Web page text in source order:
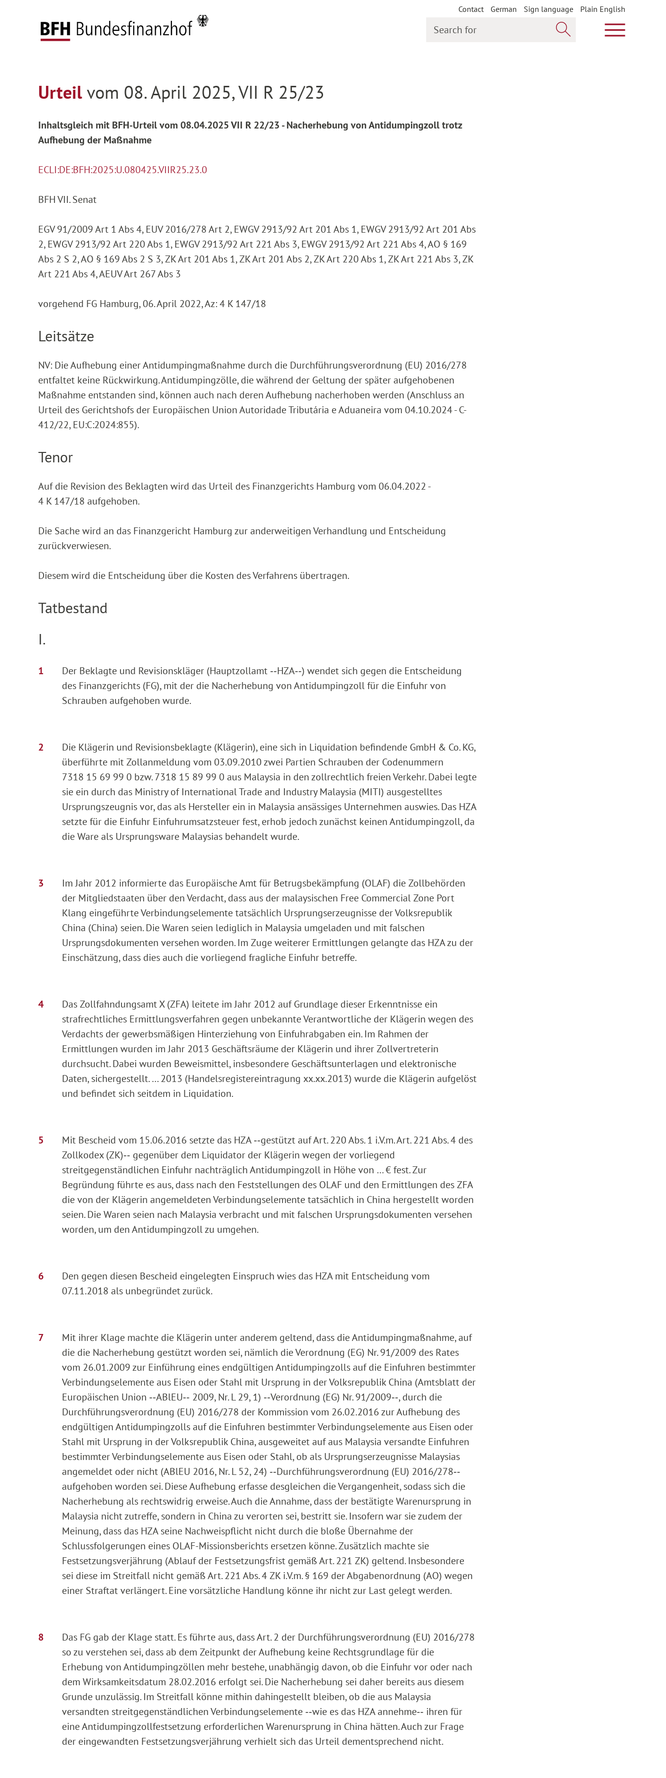
Contact German Sign language
Plain English
Show main
Federal Fiscal Court
Urteilvom 08. April 2025, VII R 25/23
Inhaltsgleich mit BFH-Urteil vom 08.04.2025 VII R 22/23 - Nacherhebung von Antidumpingzoll trotz
Aufhebung der Maßnahme
ECLI:DE:BFH:2025:U.080425.VIIR25.23.0
BFH VII. Senat
EGV 91/2009 Art 1 Abs 4, EUV 2016/278 Art 2, EWGV 2913/92 Art 201 Abs 1, EWGV 2913/92 Art 201 Abs
2, EWGV 2913/92 Art 220 Abs 1, EWGV 2913/92 Art 221 Abs 3, EWGV 2913/92 Art 221 Abs 4, AO § 169
Abs 2 S 2, AO § 169 Abs 2 S 3, ZK Art 201 Abs 1, ZK Art 201 Abs 2, ZK Art 220 Abs 1, ZK Art 221 Abs 3, ZK
Art 221 Abs 4, AEUV Art 267 Abs 3
vorgehend FG Hamburg, 06. April 2022, Az: 4 K 147/18
Leitsätze
NV: Die Aufhebung einer Antidumpingmaßnahme durch die Durchführungsverordnung (EU) 2016/278
entfaltet keine Rückwirkung. Antidumpingzölle, die während der Geltung der später aufgehobenen
Maßnahme entstanden sind, können auch nach deren Aufhebung nacherhoben werden (Anschluss an
Urteil des Gerichtshofs der Europäischen Union Autoridade Tributária e Aduaneira vom 04.10.2024 - C-
412/22, EU:C:2024:855).
Tenor
Auf die Revision des Beklagten wird das Urteil des Finanzgerichts Hamburg vom 06.04.2022 -
4 K 147/18 aufgehoben.
Die Sache wird an das Finanzgericht Hamburg zur anderweitigen Verhandlung und Entscheidung
zurückverwiesen.
Diesem wird die Entscheidung über die Kosten des Verfahrens übertragen.
Tatbestand
I.
Der Beklagte und Revisionskläger (Hauptzollamt ‑‑HZA‑‑) wendet sich gegen die Entscheidung
des Finanzgerichts (FG), mit der die Nacherhebung von Antidumpingzoll für die Einfuhr von
Schrauben aufgehoben wurde.
Die Klägerin und Revisionsbeklagte (Klägerin), eine sich in Liquidation befindende GmbH & Co. KG,
überführte mit Zollanmeldung vom 03.09.2010 zwei Partien Schrauben der Codenummern
7318 15 69 99 0 bzw. 7318 15 89 99 0 aus Malaysia in den zollrechtlich freien Verkehr. Dabei legte
sie ein durch das Ministry of International Trade and Industry Malaysia (MITI) ausgestelltes
Ursprungszeugnis vor, das als Hersteller ein in Malaysia ansässiges Unternehmen auswies. Das HZA
setzte für die Einfuhr Einfuhrumsatzsteuer fest, erhob jedoch zunächst keinen Antidumpingzoll, da
die Ware als Ursprungsware Malaysias behandelt wurde.
Im Jahr 2012 informierte das Europäische Amt für Betrugsbekämpfung (OLAF) die Zollbehörden
der Mitgliedstaaten über den Verdacht, dass aus der malaysischen Free Commercial Zone Port
Klang eingeführte Verbindungselemente tatsächlich Ursprungserzeugnisse der Volksrepublik
China (China) seien. Die Waren seien lediglich in Malaysia umgeladen und mit falschen
Ursprungsdokumenten versehen worden. Im Zuge weiterer Ermittlungen gelangte das HZA zu der
Einschätzung, dass dies auch die vorliegend fragliche Einfuhr betreffe.
Das Zollfahndungsamt X (ZFA) leitete im Jahr 2012 auf Grundlage dieser Erkenntnisse ein
strafrechtliches Ermittlungsverfahren gegen unbekannte Verantwortliche der Klägerin wegen des
Verdachts der gewerbsmäßigen Hinterziehung von Einfuhrabgaben ein. Im Rahmen der
Ermittlungen wurden im Jahr 2013 Geschäftsräume der Klägerin und ihrer Zollvertreterin
durchsucht. Dabei wurden Beweismittel, insbesondere Geschäftsunterlagen und elektronische
Daten, sichergestellt. … 2013 (Handelsregistereintragung xx.xx.2013) wurde die Klägerin aufgelöst
und befindet sich seitdem in Liquidation.
Mit Bescheid vom 15.06.2016 setzte das HZA ‑‑gestützt auf Art. 220 Abs. 1 i.V.m. Art. 221 Abs. 4 des
Zollkodex (ZK)‑‑ gegenüber dem Liquidator der Klägerin wegen der vorliegend
streitgegenständlichen Einfuhr nachträglich Antidumpingzoll in Höhe von … € fest. Zur
Begründung führte es aus, dass nach den Feststellungen des OLAF und den Ermittlungen des ZFA
die von der Klägerin angemeldeten Verbindungselemente tatsächlich in China hergestellt worden
seien. Die Waren seien nach Malaysia verbracht und mit falschen Ursprungsdokumenten versehen
worden, um den Antidumpingzoll zu umgehen.
Den gegen diesen Bescheid eingelegten Einspruch wies das HZA mit Entscheidung vom
07.11.2018 als unbegründet zurück.
Mit ihrer Klage machte die Klägerin unter anderem geltend, dass die Antidumpingmaßnahme, auf
die die Nacherhebung gestützt worden sei, nämlich die Verordnung (EG) Nr. 91/2009 des Rates
vom 26.01.2009 zur Einführung eines endgültigen Antidumpingzolls auf die Einfuhren bestimmter
Verbindungselemente aus Eisen oder Stahl mit Ursprung in der Volksrepublik China (Amtsblatt der
Europäischen Union ‑‑ABlEU‑‑ 2009, Nr. L 29, 1) ‑‑Verordnung (EG) Nr. 91/2009‑‑, durch die
Durchführungsverordnung (EU) 2016/278 der Kommission vom 26.02.2016 zur Aufhebung des
endgültigen Antidumpingzolls auf die Einfuhren bestimmter Verbindungselemente aus Eisen oder
Stahl mit Ursprung in der Volksrepublik China, ausgeweitet auf aus Malaysia versandte Einfuhren
bestimmter Verbindungselemente aus Eisen oder Stahl, ob als Ursprungserzeugnisse Malaysias
angemeldet oder nicht (ABlEU 2016, Nr. L 52, 24) ‑‑Durchführungsverordnung (EU) 2016/278‑‑
aufgehoben worden sei. Diese Aufhebung erfasse desgleichen die Vergangenheit, sodass sich die
Nacherhebung als rechtswidrig erweise. Auch die Annahme, dass der bestätigte Warenursprung in
Malaysia nicht zutreffe, sondern in China zu verorten sei, bestritt sie. Insofern war sie zudem der
Meinung, dass das HZA seine Nachweispflicht nicht durch die bloße Übernahme der
Schlussfolgerungen eines OLAF-Missionsberichts ersetzen könne. Zusätzlich machte sie
Festsetzungsverjährung (Ablauf der Festsetzungsfrist gemäß Art. 221 ZK) geltend. Insbesondere
sei diese im Streitfall nicht gemäß Art. 221 Abs. 4 ZK i.V.m. § 169 der Abgabenordnung (AO) wegen
einer Straftat verlängert. Eine vorsätzliche Handlung könne ihr nicht zur Last gelegt werden.
Das FG gab der Klage statt. Es führte aus, dass Art. 2 der Durchführungsverordnung (EU) 2016/278
so zu verstehen sei, dass ab dem Zeitpunkt der Aufhebung keine Rechtsgrundlage für die
Erhebung von Antidumpingzöllen mehr bestehe, unabhängig davon, ob die Einfuhr vor oder nach
dem Wirksamkeitsdatum 28.02.2016 erfolgt sei. Die Nacherhebung sei daher bereits aus diesem
Grunde unzulässig. Im Streitfall könne mithin dahingestellt bleiben, ob die aus Malaysia
versandten streitgegenständlichen Verbindungselemente ‑‑wie es das HZA annehme‑‑ ihren für
eine Antidumpingzollfestsetzung erforderlichen Warenursprung in China hätten. Auch zur Frage
der eingewandten Festsetzungsverjährung verhielt sich das Urteil dementsprechend nicht.